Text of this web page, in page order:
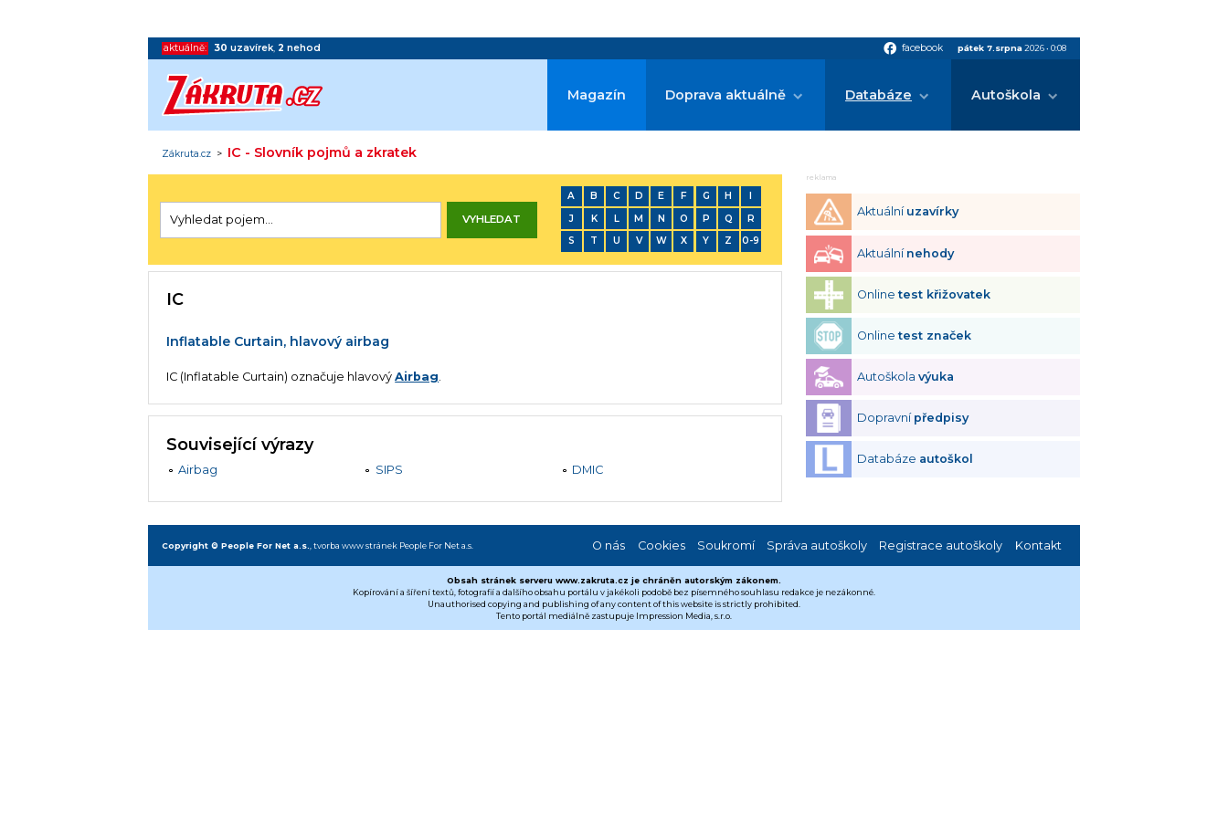
aktuálně: 30 uzavírek,2 nehod facebook facebook pátek 7.srpna 2026• 0:08
Magazín Doprava aktuálně Databáze Autoškola
Zákruta.cz > IC - Slovník pojmů a zkratek
A B C D E F G H
J
K L M N O P Q
R
S
T U V W X Y Z 0-9
IC
Inflatable Curtain, hlavový airbag
IC (Inflatable Curtain) označuje hlavovýAirbag.
Související výrazy
Airbag SIPS DMIC
reklama
Aktuální uzavírky
Aktuální nehody
Onlinetest křižovatek
Onlinetest značek
Autoškolavýuka
Dopravní předpisy
Databáze autoškol
Copyright © People For Net a.s., tvorba www stránek People For Net a.s. O nás Cookies Soukromí Správa autoškoly Registrace autoškoly Kontakt
Obsah stránek serveru www.zakruta.cz je chráněn autorským zákonem.
Kopírování a šíření textů, fotografií a dalšího obsahu portálu v jakékoli podobě bez písemného souhlasu redakce je nezákonné.
Unauthorised copying and publishing of any content of this website is strictly prohibited.
Tento portál mediálně zastupuje Impression Media, s.r.o.